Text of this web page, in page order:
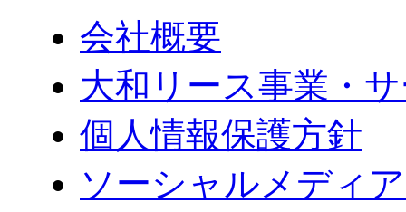
会社概要
大和リース事業・
個人情報保護方針
ソーシャルメディ